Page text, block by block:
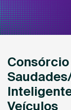
Veículos